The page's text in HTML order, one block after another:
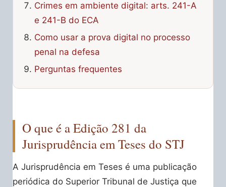
Crimes em ambiente digital: arts. 241-A
e 241-B do ECA
Como usar a prova digital no processo
penal na defesa
Perguntas frequentes
O que é a Edição 281 da
Jurisprudência em Teses do STJ
A Jurisprudência em Teses é uma publicação
periódica do Superior Tribunal de Justiça que